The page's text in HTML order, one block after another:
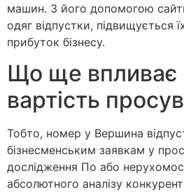
машин. З його допомогою
одяг відпустки, підвищується
прибуток бізнесу.
Що ще впливає
вартість
Тобто, номер у Вершина
бізнесменським заявкам у
дослідження По або
абсолютного аналізу